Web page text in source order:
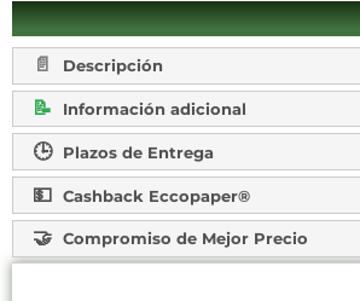
Descripción
Información adicional
Plazos de Entrega
Cashback Eccopaper®
Compromiso de Mejor Precio